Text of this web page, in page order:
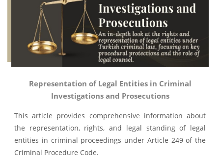
Representation of Legal Entities in Criminal
Investigations and Prosecutions
This article provides comprehensive information about
the representation, rights, and legal standing of legal
entities in criminal proceedings under Article 249 of the
Criminal Procedure Code.